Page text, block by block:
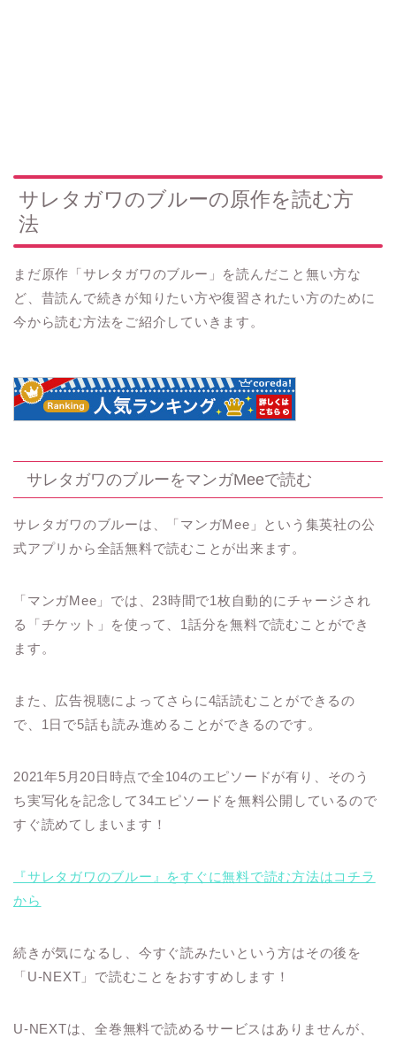
サレタガワのブルーの原作を読む方
法
まだ原作「サレタガワのブルー」を読んだこと無い方な
ど、昔読んで続きが知りたい方や復習されたい方のために
今から読む方法をご紹介していきます。
サレタガワのブルーをマンガMeeで読む
サレタガワのブルーは、「マンガMee」という集英社の公
式アプリから全話無料で読むことが出来ます。
「マンガMee」では、 23時間で1枚自動的にチャージされ
る「チケット」 を使って、 1話分を無料で読むことができ
ます。
また、広告視聴によってさらに4話読むことができるの
で、 1日で5話も読み進めることができるのです。
2021年5月20日時点で全104のエピソードが有り、そのう
ち実写化を記念して34エピソードを無料公開しているので
すぐ読めてしまいます！
『サレタガワのブルー』をすぐに無料で読む方法はコチラ
から
続きが気になるし、今すぐ読みたいという方はその後を
「U-NEXT」で読むことをおすすめします！
U-NEXTは、全巻無料で読めるサービスはありませんが、